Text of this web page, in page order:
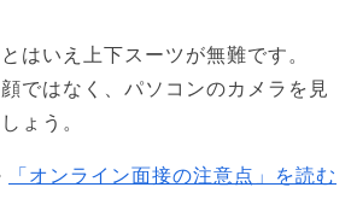
はいえ上下スーツが無難です。
ではなく、パソコンのカメラを見
ょう。
「オンライン面接の注意点」を読む